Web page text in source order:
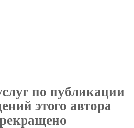
по публикации
этого автора